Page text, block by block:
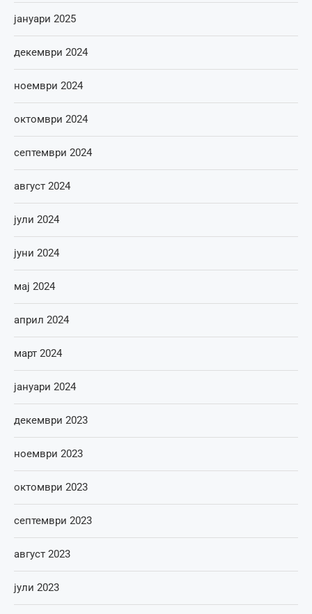
јануари 2025
декември 2024
ноември 2024
октомври 2024
септември 2024
август 2024
јули 2024
јуни 2024
мај 2024
април 2024
март 2024
јануари 2024
декември 2023
ноември 2023
октомври 2023
септември 2023
август 2023
јули 2023